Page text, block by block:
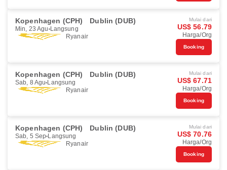
Kopenhagen (CPH) Dublin (DUB)
Min, 23 Agu Langsung
Ryanair
Mulai dari
US$ 56.79
Harga/Org
Booking
Kopenhagen (CPH) Dublin (DUB)
Sab, 8 Agu Langsung
Ryanair
Mulai dari
US$ 67.71
Harga/Org
Booking
Kopenhagen (CPH) Dublin (DUB)
Sab, 5 Sep Langsung
Ryanair
Mulai dari
US$ 70.76
Harga/Org
Booking